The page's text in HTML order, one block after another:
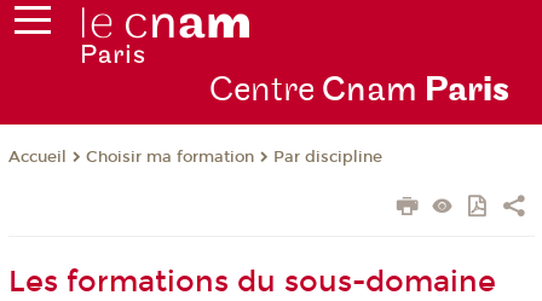
Centre Cnam Paris
Accueil Choisir ma formation Par discipline
Les formations du sous-domaine